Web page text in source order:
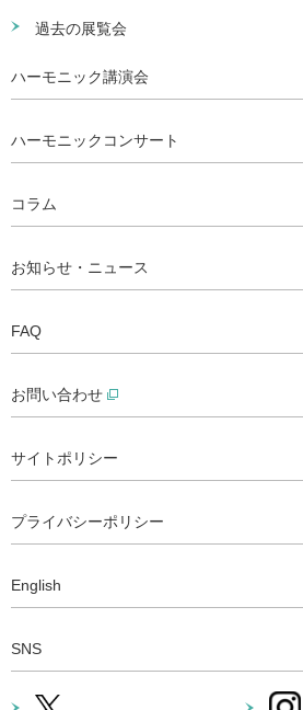
過去の展覧会
ハーモニック講演会
ハーモニックコンサート
コラム
お知らせ・ニュース
FAQ
お問い合わせ
サイトポリシー
プライバシーポリシー
English
SNS